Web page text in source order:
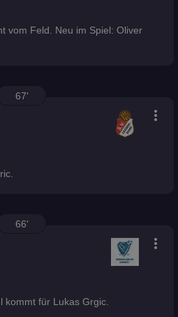
vom Feld. Neu im Spiel: Oliver
67'
more_vert
66'
more_vert
kommt für Lukas Grgic.